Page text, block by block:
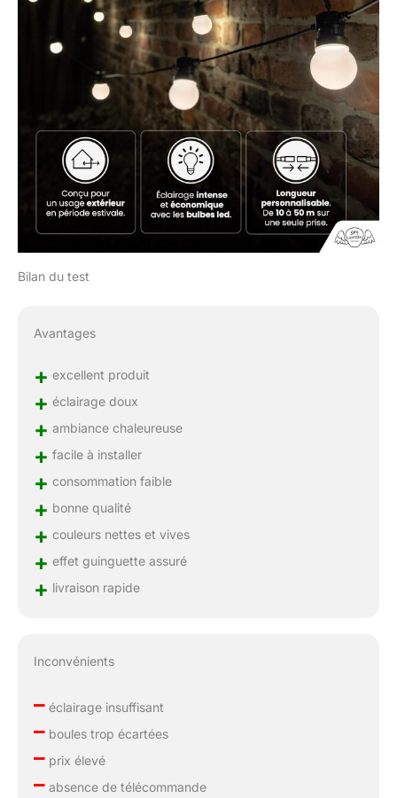
Bilan du test
Avantages
+ excellent produit
+ éclairage doux
+ ambiance chaleureuse
+ facile à installer
+ consommation faible
+ bonne qualité
+ couleurs nettes et vives
+ effet guinguette assuré
+ livraison rapide
Inconvénients
–éclairage insuffisant
–boules trop écartées
–prix élevé
–absence de télécommande